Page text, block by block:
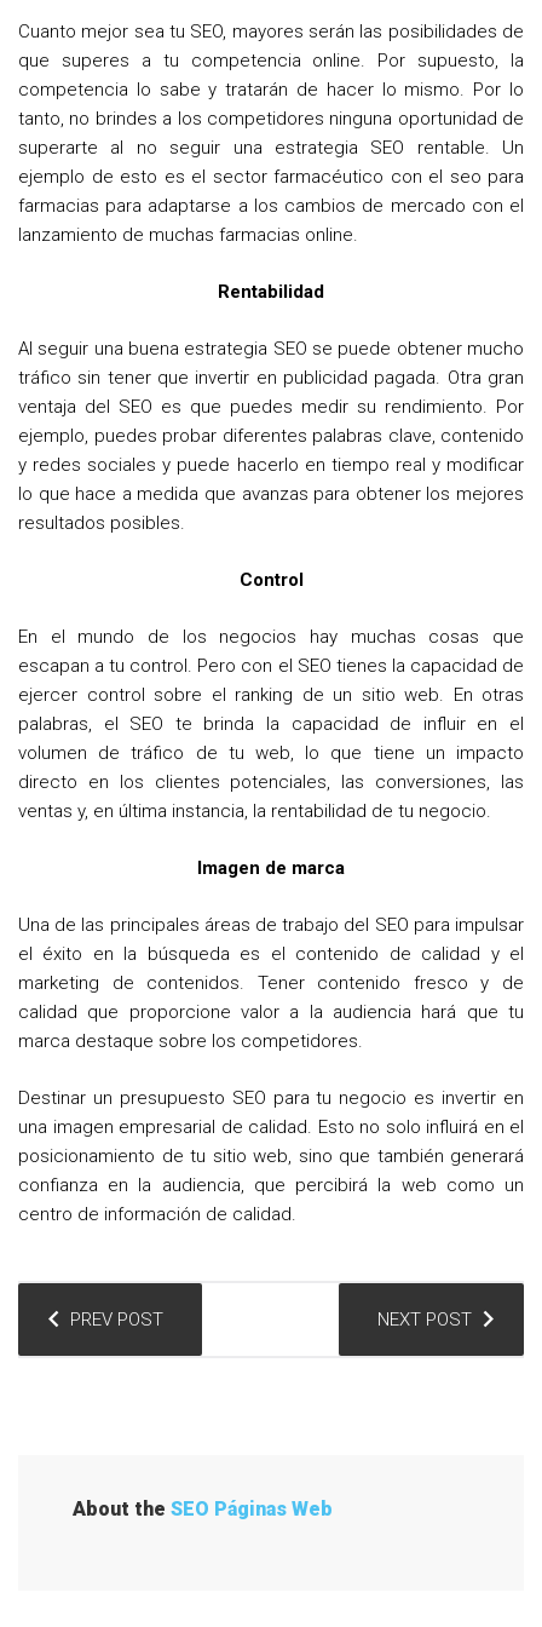
Cuanto mejor sea tu SEO, mayores serán las posibilidades de
que superes a tu competencia online. Por supuesto, la
competencia lo sabe y tratarán de hacer lo mismo. Por lo
tanto, no brindes a los competidores ninguna oportunidad de
superarte al no seguir una estrategia SEO rentable. Un
ejemplo de esto es el sector farmacéutico con el seo para
farmacias para adaptarse a los cambios de mercado con el
lanzamiento de muchas farmacias online.
Rentabilidad
Al seguir una buena estrategia SEO se puede obtener mucho
tráfico sin tener que invertir en publicidad pagada. Otra gran
ventaja del SEO es que puedes medir su rendimiento. Por
ejemplo, puedes probar diferentes palabras clave, contenido
y redes sociales y puede hacerlo en tiempo real y modificar
lo que hace a medida que avanzas para obtener los mejores
resultados posibles.
Control
En el mundo de los negocios hay muchas cosas que
escapan a tu control. Pero con el SEO tienes la capacidad de
ejercer control sobre el ranking de un sitio web. En otras
palabras, el SEO te brinda la capacidad de influir en el
volumen de tráfico de tu web, lo que tiene un impacto
directo en los clientes potenciales, las conversiones, las
ventas y, en última instancia, la rentabilidad de tu negocio.
Imagen de marca
Una de las principales áreas de trabajo del SEO para impulsar
el éxito en la búsqueda es el contenido de calidad y el
marketing de contenidos. Tener contenido fresco y de
calidad que proporcione valor a la audiencia hará que tu
marca destaque sobre los competidores.
Destinar un presupuesto SEO para tu negocio es invertir en
una imagen empresarial de calidad. Esto no solo influirá en el
posicionamiento de tu sitio web, sino que también generará
confianza en la audiencia, que percibirá la web como un
centro de información de calidad.
a
PREV POST NEXT POST
About the SEO Páginas Web